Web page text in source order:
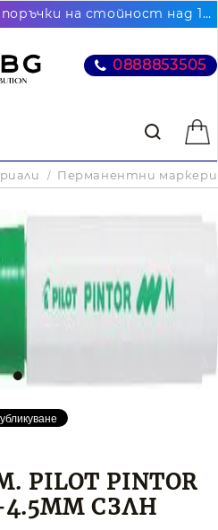
Безплатна доставка за поръчки на стойност над 102.26€ / 200лв. до най-близкия до Вас офис на Еконт
0888853505
Перманентни маркери
PILOT PINTOR
4.5ММ СЗЛН